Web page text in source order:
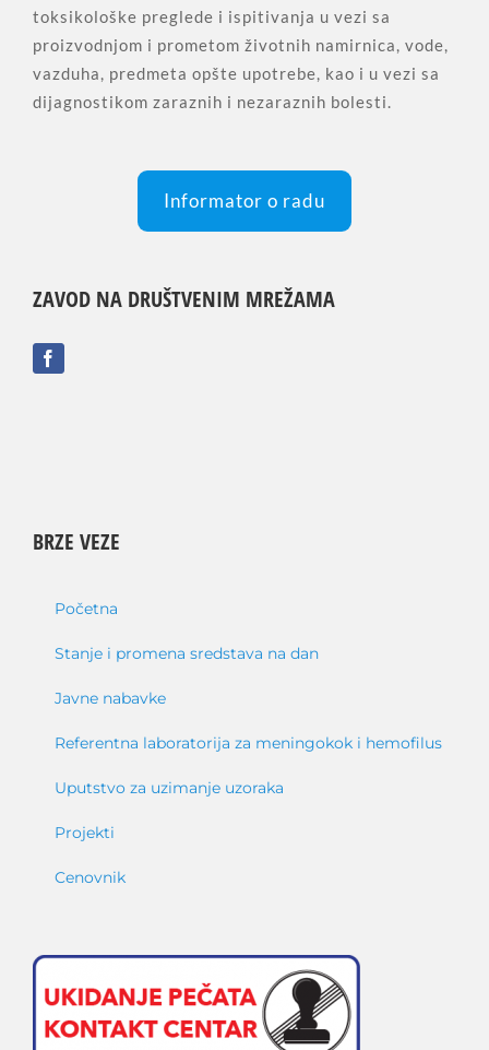
toksikološke preglede i ispitivanja u vezi sa
proizvodnjom i prometom životnih namirnica, vode,
vazduha, predmeta opšte upotrebe, kao i u vezi sa
dijagnostikom zaraznih i nezaraznih bolesti.
Informator o radu
ZAVOD NA DRUŠTVENIM MREŽAMA
BRZE VEZE
Početna
Stanje i promena sredstava na dan
Javne nabavke
Referentna laboratorija za meningokok i hemofilus
Uputstvo za uzimanje uzoraka
Projekti
Cenovnik